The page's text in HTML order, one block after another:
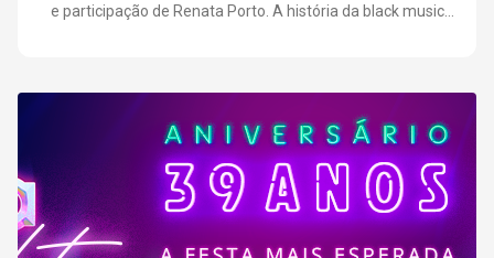
e participação de Renata Porto. A história da black music